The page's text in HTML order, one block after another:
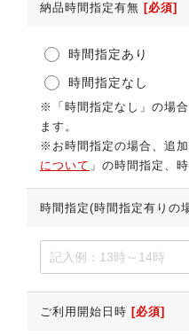
納品時間指定有無 [必須]
時間指定あり
時間指定なし
※「時間指定なし」の場
ます。
※お時間指定の場合、追
について 」の時間指定、
時間指定(時間指定有りの
ご利用開始日時 [必須]